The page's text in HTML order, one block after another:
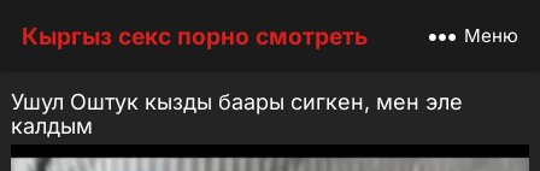
Кыргыз секс порно смотреть Меню
Ушул Оштук кызды баары сигкен, мен эле
калдым
Жаш кыз секс 2 июня, 2026